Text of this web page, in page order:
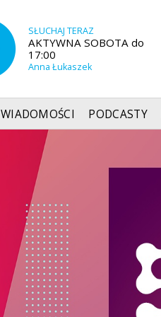
SŁUCHAJ TERAZ
AKTYWNA SOBOTA do
17:00
Anna Łukaszek
WIADOMOŚCI PODCASTY